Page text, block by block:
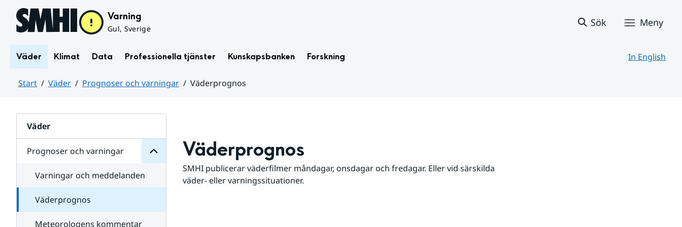
Hoppa till sidans innehåll Varning
Gul, Sverige
Sök Meny
Väder Klimat Data Professionella tjänster Kunskapsbanken Forskning In English
Start Väder Prognoser och varningar
Väderprognos
Väder
Prognoser och varningar
för
varningar
Varningar och meddelanden
Väderprognos
Meteorologens kommentar
Väderprognos
SMHI publicerar väderfilmer måndagar, onsdagar och fredagar. Eller vid särskilda
väder- eller varningssituationer.